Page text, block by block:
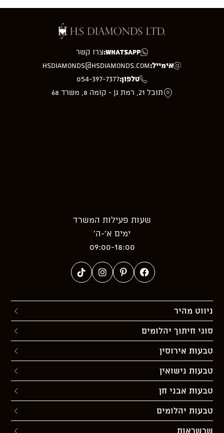
WhatsApp: צרו קשר
אימייל:hsdiamonds@hsdiamonds.com
טלפון:054-397-7377
תובל 21, רמת גן - קומה 8, משרד 68
שעות פעילות המשרד
ימים א’-ה’
09:00-18:00
ניווט מהיר
סוגי חיתוך יהלומים
טבעות אירוסין
טבעות נישואין
טבעות אבני חן
טבעות יהלומים
שרשראות